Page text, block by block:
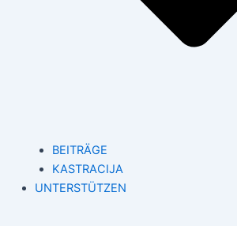
BEITRÄGE
KASTRACIJA
UNTERSTÜTZEN